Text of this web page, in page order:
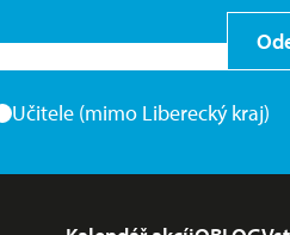
Učitele (mimo Liberecký kraj)